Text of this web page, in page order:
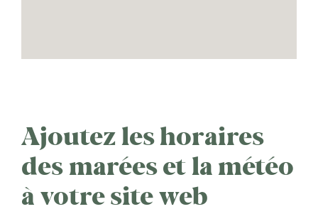
Ajoutez les horaires
des marées et la météo
à votre site web